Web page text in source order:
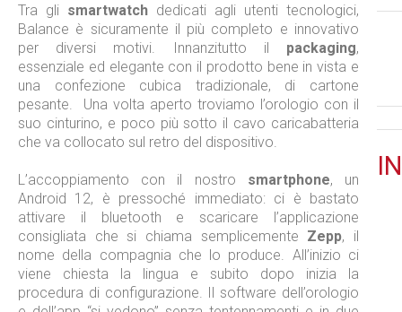
Tra gli smartwatch dedicati agli utenti tecnologici,
Balance è sicuramente il più completo e innovativo
per diversi motivi. Innanzitutto il packaging,
essenziale ed elegante con il prodotto bene in vista e
una confezione cubica tradizionale, di cartone
pesante.
Una volta aperto troviamo l’orologio con il
suo cinturino, e poco più sotto il cavo caricabatteria
che va collocato sul retro del dispositivo.
L’accoppiamento con il nostro smartphone, un
Android 12, è pressoché immediato: ci è bastato
attivare il bluetooth e scaricare l’applicazione
consigliata che si chiama semplicemente Zepp, il
nome della compagnia che lo produce. All’inizio ci
viene chiesta la lingua e subito dopo inizia la
procedura di configurazione. Il software dell’orologio
IN